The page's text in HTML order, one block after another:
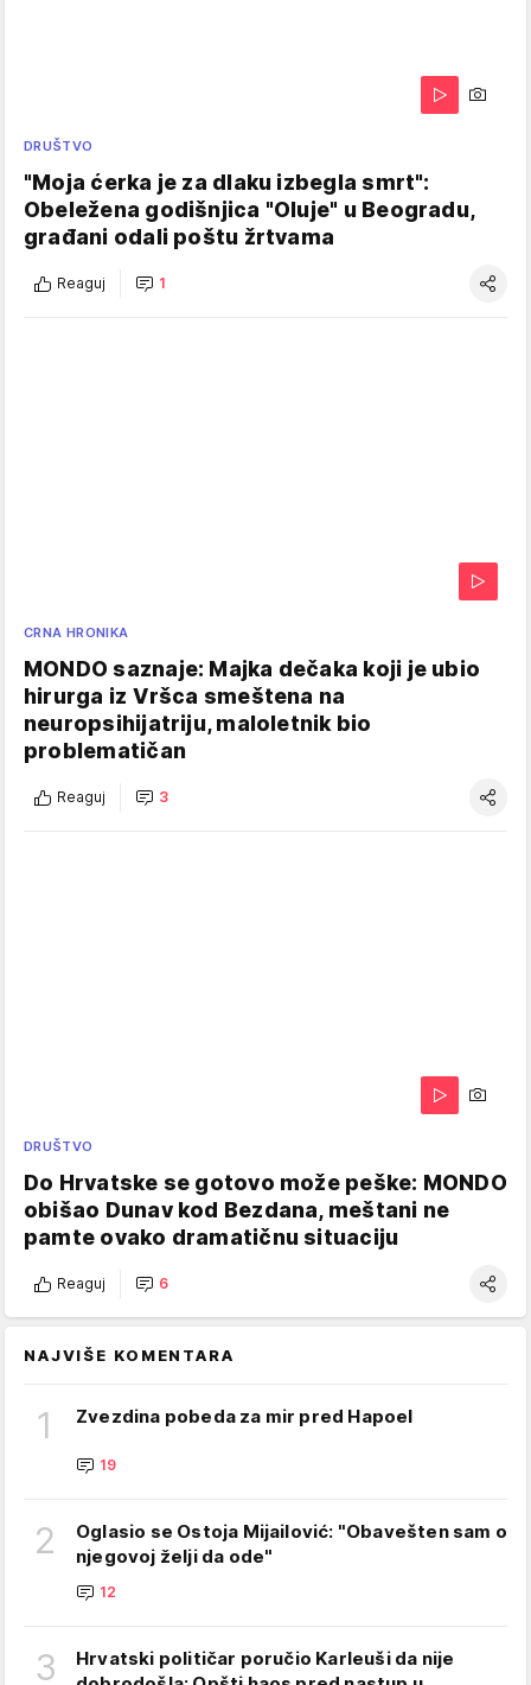
DRUŠTVO
"Moja ćerka je za dlaku izbegla smrt":
Obeležena godišnjica "Oluje" u Beogradu,
građani odali poštu žrtvama
Reaguj 1
CRNA HRONIKA
MONDO saznaje: Majka dečaka koji je ubio
hirurga iz Vršca smeštena na
neuropsihijatriju, maloletnik bio
problematičan
Reaguj 3
DRUŠTVO
Do Hrvatske se gotovo može peške: MONDO
obišao Dunav kod Bezdana, meštani ne
pamte ovako dramatičnu situaciju
Reaguj 6
NAJVIŠE KOMENTARA
1 Zvezdina pobeda za mir pred Hapoel
19
2
Oglasio se Ostoja Mijailović: "Obavešten sam o
njegovoj želji da ode"
12
3
Hrvatski političar poručio Karleuši da nije